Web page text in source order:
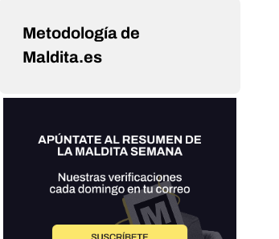
Metodología de
Maldita.es